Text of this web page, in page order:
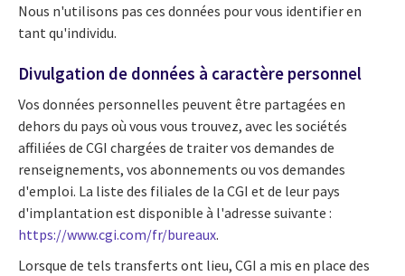
Nous n'utilisons pas ces données pour vous identifier en
tant qu'individu.
Divulgation de données à caractère personnel
Vos données personnelles peuvent être partagées en
dehors du pays où vous vous trouvez, avec les sociétés
affiliées de CGI chargées de traiter vos demandes de
renseignements, vos abonnements ou vos demandes
d'emploi. La liste des filiales de la CGI et de leur pays
d'implantation est disponible à l'adresse suivante :
https://www.cgi.com/fr/bureaux.
Lorsque de tels transferts ont lieu, CGI a mis en place des